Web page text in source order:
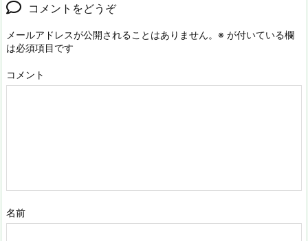
コメントをどうぞ
メールアドレスが公開されることはありません。 ※ が付いている欄
は必須項目です
コメント
名前